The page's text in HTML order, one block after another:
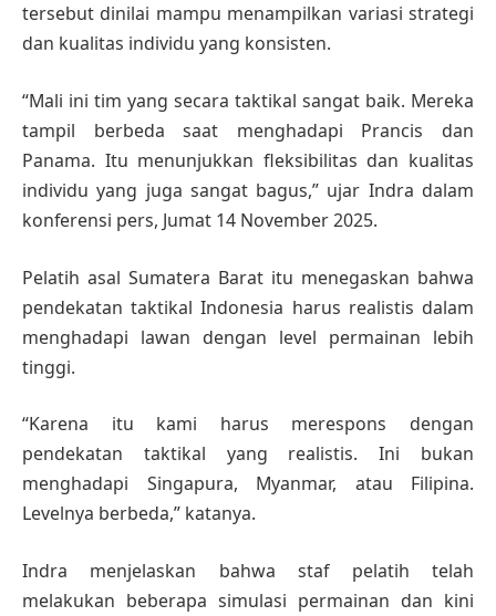
tersebut dinilai mampu menampilkan variasi strategi
dan kualitas individu yang konsisten.
“Mali ini tim yang secara taktikal sangat baik. Mereka
tampil berbeda saat menghadapi Prancis dan
Panama. Itu menunjukkan fleksibilitas dan kualitas
individu yang juga sangat bagus,” ujar Indra dalam
konferensi pers, Jumat 14 November 2025.
Pelatih asal Sumatera Barat itu menegaskan bahwa
pendekatan taktikal Indonesia harus realistis dalam
menghadapi lawan dengan level permainan lebih
tinggi.
“Karena itu kami harus merespons dengan
pendekatan taktikal yang realistis. Ini bukan
menghadapi Singapura, Myanmar, atau Filipina.
Levelnya berbeda,” katanya.
Indra menjelaskan bahwa staf pelatih telah
melakukan beberapa simulasi permainan dan kini